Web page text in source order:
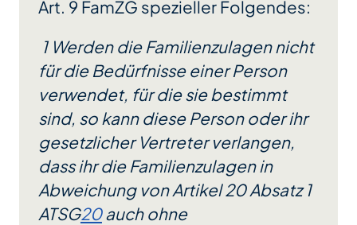
Art. 9 FamZG spezieller Folgendes:
1 Werden die Familienzulagen nicht
für die Bedürfnisse einer Person
verwendet, für die sie bestimmt
sind, so kann diese Person oder ihr
gesetzlicher Vertreter verlangen,
dass ihr die Familienzulagen in
Abweichung von Artikel 20 Absatz 1
ATSG20auch ohne